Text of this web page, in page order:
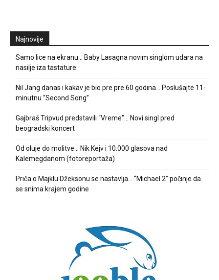
Najnovije
Samo lice na ekranu… Baby Lasagna novim singlom udara na
nasilje iza tastature
Nil Jang danas i kakav je bio pre pre 60 godina… Poslušajte 11-
minutnu “Second Song”
Gajbraš Tripvud predstavili “Vreme”… Novi singl pred
beogradski koncert
Od oluje do molitve… Nik Kejv i 10.000 glasova nad
Kalemegdanom (fotoreportaža)
Priča o Majklu Džeksonu se nastavlja… “Michael 2” počinje da
se snima krajem godine